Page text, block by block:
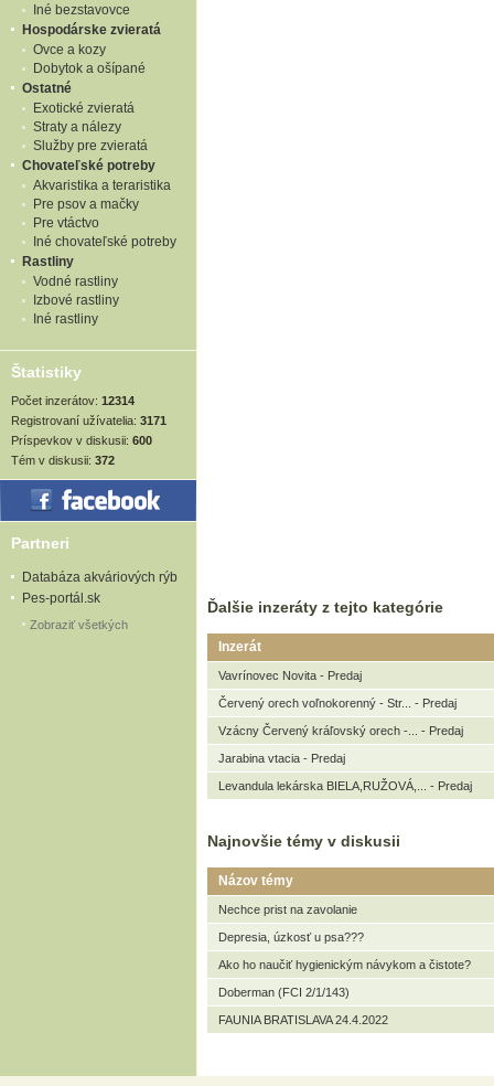
Iné bezstavovce
Hospodárske zvieratá
Ovce a kozy
Dobytok a ošípané
Ostatné
Exotické zvieratá
Straty a nálezy
Služby pre zvieratá
Chovateľské potreby
Akvaristika a teraristika
Pre psov a mačky
Pre vtáctvo
Iné chovateľské potreby
Rastliny
Vodné rastliny
Izbové rastliny
Iné rastliny
Štatistiky
Počet inzerátov: 12314
Registrovaní užívatelia: 3171
Príspevkov v diskusii: 600
Tém v diskusii: 372
Partneri
Databáza akváriových rýb
Pes-portál.sk
Zobraziť všetkých
Ďalšie inzeráty z tejto kategórie
Inzerát
Vavrínovec Novita - Predaj
Červený orech voľnokorenný - Str... - Predaj
Vzácny Červený kráľovský orech -... - Predaj
Jarabina vtacia - Predaj
Levandula lekárska BIELA,RUŽOVÁ,... - Predaj
Najnovšie témy v diskusii
Názov témy
Nechce prist na zavolanie
Depresia, úzkosť u psa???
Ako ho naučiť hygienickým návykom a čistote?
Doberman (FCI 2/1/143)
FAUNIA BRATISLAVA 24.4.2022